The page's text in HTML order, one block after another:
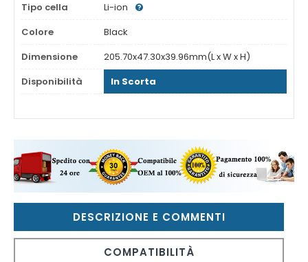
Tipo cella
Li-ion
Colore
Black
Dimensione
205.70x47.30x39.96mm(L x W x H)
Disponibilità
In Scorta
DESCRIZIONE E COMMENTI
COMPATIBILITÀ